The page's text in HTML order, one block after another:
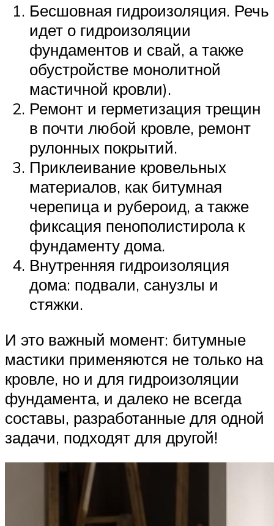
Бесшовная гидроизоляция. Речь
идет о гидроизоляции
фундаментов и свай, а также
обустройстве монолитной
мастичной кровли).
Ремонт и герметизация трещин
в почти любой кровле, ремонт
рулонных покрытий.
Приклеивание кровельных
материалов, как битумная
черепица и рубероид, а также
фиксация пенополистирола к
фундаменту дома.
Внутренняя гидроизоляция
дома: подвали, санузлы и
стяжки.
И это важный момент: битумные
мастики применяются не только на
кровле, но и для гидроизоляции
фундамента, и далеко не всегда
составы, разработанные для одной
задачи, подходят для другой!